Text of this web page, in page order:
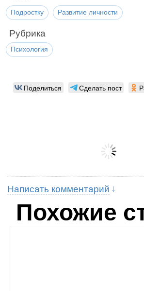
Подростку Развитие личности
Рубрика
Психология
Поделиться Сделать пост
Написать комментарий
Похожие